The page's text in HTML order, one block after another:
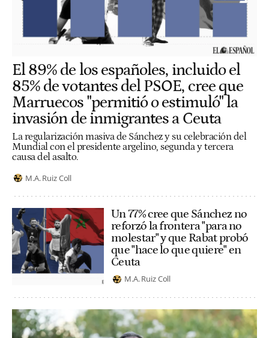
El 89% de los españoles, incluido el
85% de votantes del PSOE, cree que
Marruecos "permitió o estimuló" la
invasión de inmigrantes a Ceuta
La regularización masiva de Sánchez y su celebración del
Mundial con el presidente argelino, segunda y tercera
causa del asalto.
M.A. Ruiz Coll
Un 77% cree que Sánchez no
reforzó la frontera "para no
molestar" y que Rabat probó
que "hace lo que quiere" en
Ceuta
M.A. Ruiz Coll